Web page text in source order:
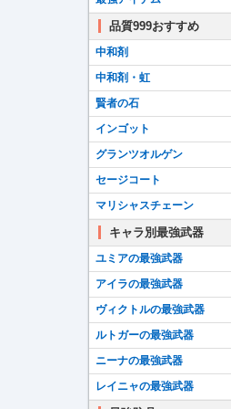
品質999おすすめ
中和剤
中和剤・虹
賢者の石
インゴット
グランツオルゲン
セージコート
マリシャスチェーン
キャラ別最強武器
ユミアの最強武器
アイラの最強武器
ヴィクトルの最強武器
ルトガーの最強武器
ニーナの最強武器
レイニャの最強武器